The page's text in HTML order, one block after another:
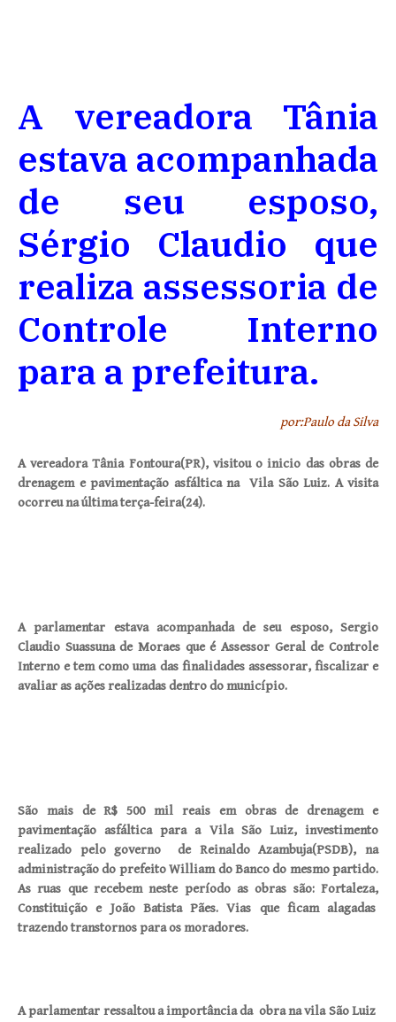
A vereadora Tânia
estava acompanhada
de seu esposo,
Sérgio Claudio que
realiza assessoria de
Controle Interno
para a prefeitura.
por:Paulo da Silva
A vereadora Tânia Fontoura(PR), visitou o inicio das obras de
drenagem e pavimentação asfáltica na Vila São Luiz. A visita
ocorreu na última terça-feira(24).
A parlamentar estava acompanhada de seu esposo, Sergio
Claudio Suassuna de Moraes que é Assessor Geral de Controle
Interno e tem como uma das finalidades assessorar, fiscalizar e
avaliar as ações realizadas dentro do município.
São mais de R$ 500 mil reais em obras de drenagem e
pavimentação asfáltica para a Vila São Luiz, investimento
realizado pelo governo de Reinaldo Azambuja(PSDB), na
administração do prefeito William do Banco do mesmo partido.
As ruas que recebem neste período as obras são: Fortaleza,
Constituição e João Batista Pães. Vias que ficam alagadas
trazendo transtornos para os moradores.
A parlamentar ressaltou a importância da obra na vila São Luiz